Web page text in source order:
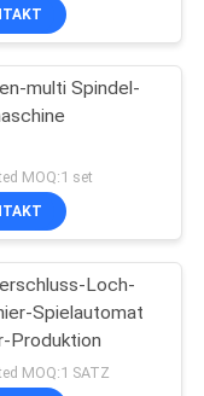
multi Spindel-
MOQ:1 set
Loch-
Spielautomat
Produktion
MOQ:1 SATZ